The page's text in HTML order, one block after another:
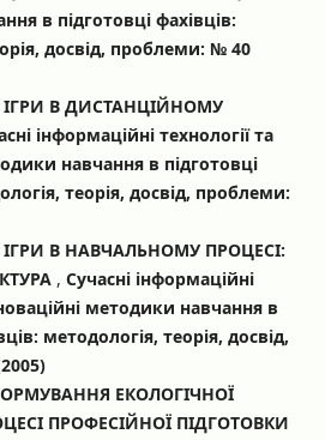
в підготовці фахівців:
досвід, проблеми: № 40
ІГРИ В ДИСТАНЦІЙНОМУ
інформаційні технології та
навчання в підготовці
теорія, досвід, проблеми:
ІГРИ В НАВЧАЛЬНОМУ ПРОЦЕСІ:
, Сучасні інформаційні
методики навчання в
методологія, теорія, досвід,
ЕКОЛОГІЧНОЇ
ПРОФЕСІЙНОЇ ПІДГОТОВКИ